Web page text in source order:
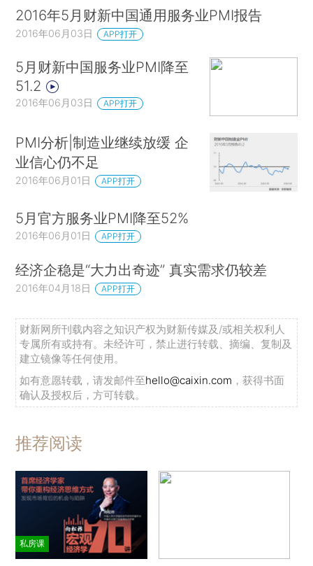
2016年5月财新中国通用服务业PMI报告
2016年06月03日 APP打开
5月财新中国服务业PMI降至
51.2
2016年06月03日 APP打开
PMI分析|制造业继续放缓 企
业信心仍不足
2016年06月01日 APP打开
5月官方服务业PMI降至52%
2016年06月01日 APP打开
经济企稳是“大力出奇迹” 真实需求仍较差
2016年04月18日 APP打开
财新网所刊载内容之知识产权为财新传媒及/或相关权利人
专属所有或持有。未经许可，禁止进行转载、摘编、复制及
建立镜像等任何使用。
如有意愿转载，请发邮件至hello@caixin.com ，获得书面
确认及授权后，方可转载。
推荐阅读
私房课